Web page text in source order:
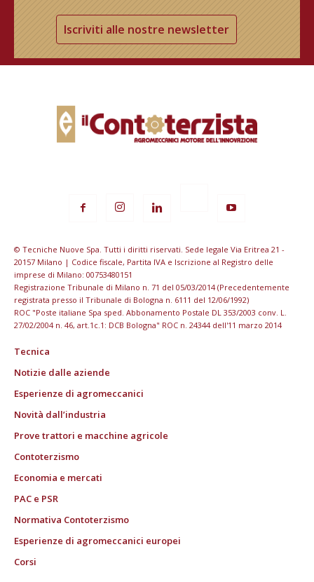
Iscriviti alle nostre newsletter
© Tecniche Nuove Spa. Tutti i diritti riservati. Sede legale Via Eritrea 21 -
20157 Milano | Codice fiscale, Partita IVA e Iscrizione al Registro delle
imprese di Milano: 00753480151
Registrazione Tribunale di Milano n. 71 del 05/03/2014 (Precedentemente
registrata presso il Tribunale di Bologna n. 6111 del 12/06/1992)
ROC "Poste italiane Spa sped. Abbonamento Postale DL 353/2003 conv. L.
27/02/2004 n. 46, art.1c.1: DCB Bologna" ROC n. 24344 dell'11 marzo 2014
Tecnica
Notizie dalle aziende
Esperienze di agromeccanici
Novità dall’industria
Prove trattori e macchine agricole
Contoterzismo
Economia e mercati
PAC e PSR
Normativa Contoterzismo
Esperienze di agromeccanici europei
Corsi